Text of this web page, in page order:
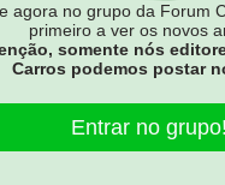
agora no grupo da Forum
primeiro a ver os novos
somente nós
Carros podemos postar
Entrar no grupo!